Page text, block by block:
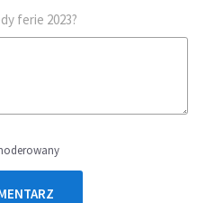
ferie 2023?